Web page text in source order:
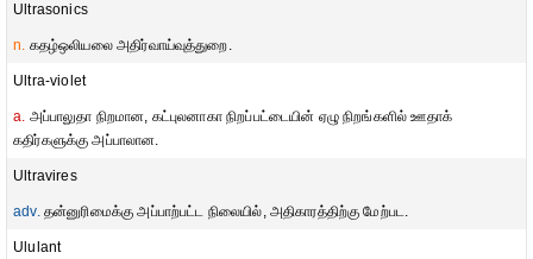
Ultrasonics
n. கதழ்ஒலியலை அதிர்வாய்வுத்துறை.
Ultra-violet
a. அப்பாலுதா நிறமான, கட்புலனாகா நிறப்பட்டையின் ஏழு நிறங்களில் ஊதாக்
கதிர்களுக்கு அப்பாலான.
Ultravires
adv.தன்னுரிமைக்கு அப்பாற்பட்ட நிலையில், அதிகாரத்திற்கு மேற்பட.
Ululant